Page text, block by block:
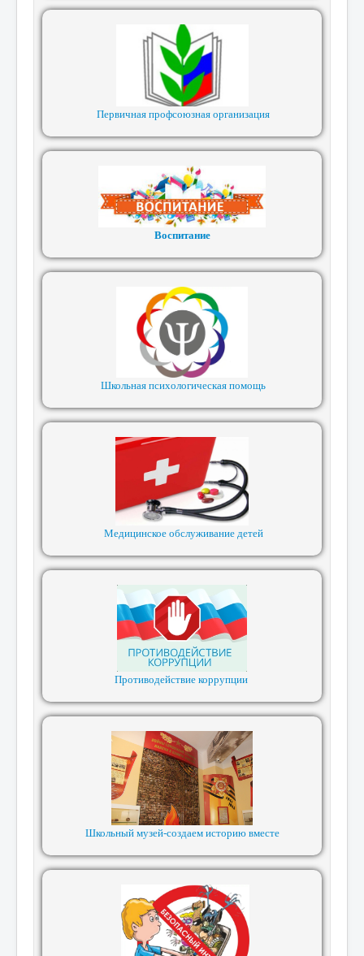
Первичная профсоюзная организация
Воспитание
Школьная психологическая помощь
Медицинское обслуживание детей
Противодействие коррупции
Школьный музей-создаем историю вместе